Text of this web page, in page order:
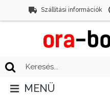
Szállítási információk
MENÜ